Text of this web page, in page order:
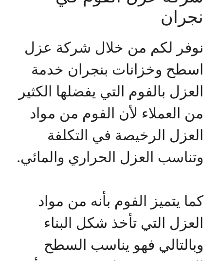
نجران
نوفر لكم من خلال شركة عزل
اسطح وخزانات بنجران خدمة
العزل بالفوم التي يفضلها الكثير
من العملاء لأن الفوم من مواد
العزل الرخيصة في التكلفة
وتناسب العزل الحراري والمائي.
كما يتميز الفوم بأنه من مواد
العزل التي تأخذ شكل البناء
وبالتالي فهو يناسب السطح